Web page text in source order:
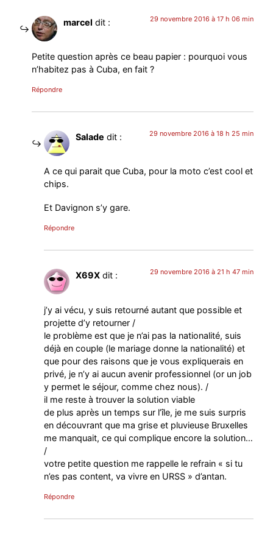
marcel dit : 29 novembre 2016 à 17 h 06 min
Petite question après ce beau papier : pourquoi vous
n’habitez pas à Cuba, en fait ?
Répondre
Salade dit : 29 novembre 2016 à 18 h 25 min
A ce qui parait que Cuba, pour la moto c’est cool et
chips.
Et Davignon s’y gare.
Répondre
X69X dit : 29 novembre 2016 à 21 h 47 min
j’y ai vécu, y suis retourné autant que possible et
projette d’y retourner /
le problème est que je n’ai pas la nationalité, suis
déjà en couple (le mariage donne la nationalité) et
que pour des raisons que je vous expliquerais en
privé, je n’y ai aucun avenir professionnel (or un job
y permet le séjour, comme chez nous). /
il me reste à trouver la solution viable
de plus après un temps sur l’île, je me suis surpris
en découvrant que ma grise et pluvieuse Bruxelles
me manquait, ce qui complique encore la solution…
/
votre petite question me rappelle le refrain « si tu
n’es pas content, va vivre en URSS » d’antan.
Répondre